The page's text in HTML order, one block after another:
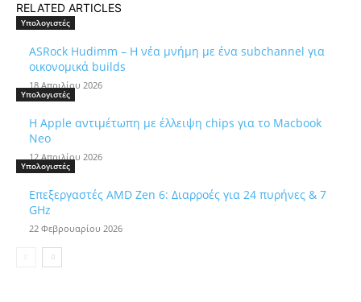
RELATED ARTICLES
Υπολογιστές
ASRock Hudimm – Η νέα μνήμη με ένα subchannel για
οικονομικά builds
18 Απριλίου 2026
Υπολογιστές
Η Apple αντιμέτωπη με έλλειψη chips για το Macbook
Neo
12 Απριλίου 2026
Υπολογιστές
Επεξεργαστές AMD Zen 6: Διαρροές για 24 πυρήνες & 7
GHz
22 Φεβρουαρίου 2026